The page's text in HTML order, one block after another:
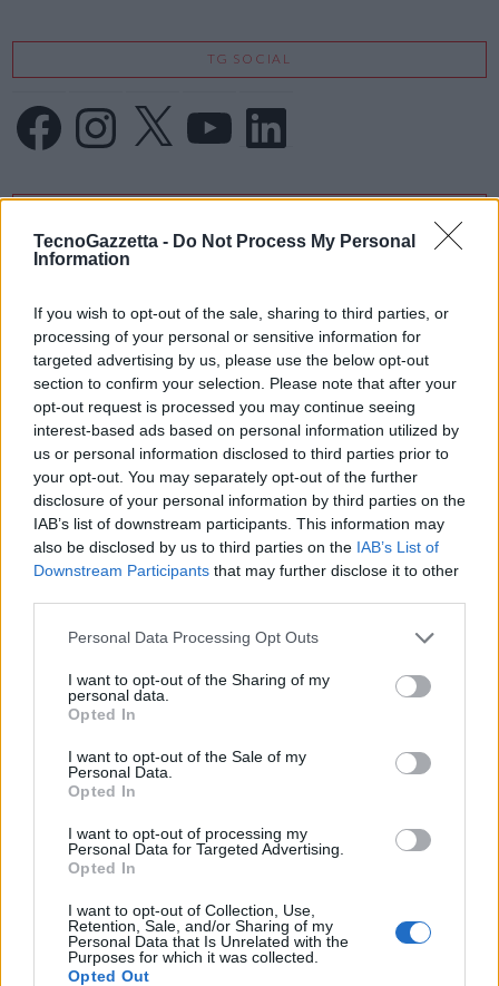
TecnoGazzetta - Do Not Process My Personal
Information
If you wish to opt-out of the sale, sharing to third parties, or
processing of your personal or sensitive information for
targeted advertising by us, please use the below opt-out
section to confirm your selection. Please note that after your
opt-out request is processed you may continue seeing
interest-based ads based on personal information utilized by
us or personal information disclosed to third parties prior to
your opt-out. You may separately opt-out of the further
disclosure of your personal information by third parties on the
IAB’s list of downstream participants. This information may
also be disclosed by us to third parties on the IAB’s List of
Downstream Participants that may further disclose it to other
Personal Data Processing Opt Outs
I want to opt-out of the Sharing of my
personal data.
Opted In
I want to opt-out of the Sale of my
Personal Data.
Opted In
I want to opt-out of processing my
Personal Data for Targeted Advertising.
Opted In
I want to opt-out of Collection, Use,
Retention, Sale, and/or Sharing of my
Personal Data that Is Unrelated with the
Purposes for which it was collected.
Opted Out
TG SOCIAL
FacebookInstagram
X LinkedIn
GUIDA TV
TARIFFE & NEWS: MONDO3
Fastweb + Vodafone, i risultati del secondo trimestre 2026
confermano la validità di strategia e sinergie